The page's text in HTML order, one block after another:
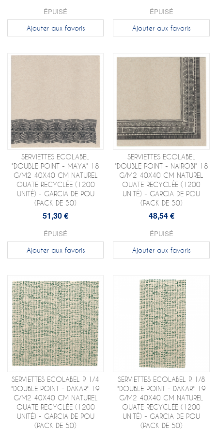
ÉPUISÉ
Ajouter aux favoris
ÉPUISÉ
Ajouter aux favoris
SERVIETTES ECOLABEL
"DOUBLE POINT - MAYA" 18
G/M2 40X40 CM NATUREL
OUATE RECYCLÉE (1200
UNITÉ) - GARCIA DE POU
(PACK DE 50)
51,30 €
ÉPUISÉ
Ajouter aux favoris
SERVIETTES ECOLABEL
"DOUBLE POINT - NAIROBI" 18
G/M2 40X40 CM NATUREL
OUATE RECYCLÉE (1200
UNITÉ) - GARCIA DE POU
(PACK DE 50)
48,54 €
ÉPUISÉ
Ajouter aux favoris
SERVIETTES ECOLABEL P. 1/4
"DOUBLE POINT - DAKAR" 19
G/M2 40X40 CM NATUREL
OUATE RECYCLÉE (1200
UNITÉ) - GARCIA DE POU
(PACK DE 50)
SERVIETTES ECOLABEL P. 1/8
"DOUBLE POINT - DAKAR" 19
G/M2 40X40 CM NATUREL
OUATE RECYCLÉE (1200
UNITÉ) - GARCIA DE POU
(PACK DE 50)